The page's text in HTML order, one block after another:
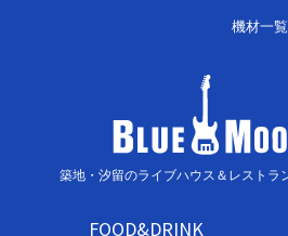
機材一覧
築地・汐留のライブハウス＆レストラン
FOOD&DRINK